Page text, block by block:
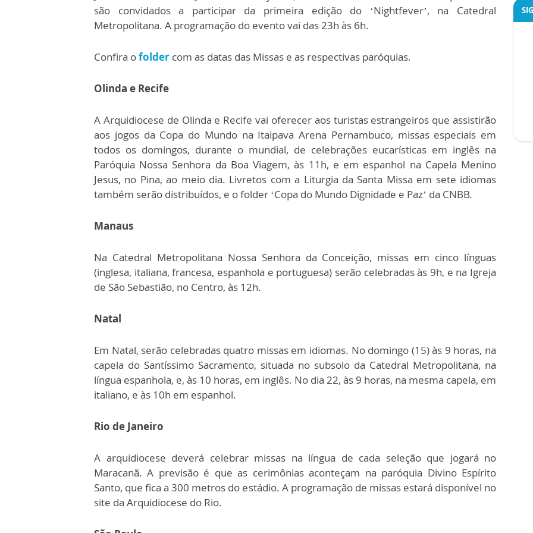
são convidados a participar da primeira edição do ‘Nightfever’, na Catedral
Metropolitana. A programação do evento vai das 23h às 6h.
Confira ofolder com as datas das Missas e as respectivas paróquias.
Olinda e Recife
A Arquidiocese de Olinda e Recife vai oferecer aos turistas estrangeiros que assistirão
aos jogos da Copa do Mundo na Itaipava Arena Pernambuco, missas especiais em
todos os domingos, durante o mundial, de celebrações eucarísticas em inglês na
Paróquia Nossa Senhora da Boa Viagem, às 11h, e em espanhol na Capela Menino
Jesus, no Pina, ao meio dia. Livretos com a Liturgia da Santa Missa em sete idiomas
também serão distribuídos, e o folder ‘Copa do Mundo Dignidade e Paz’ da CNBB.
Manaus
Na Catedral Metropolitana Nossa Senhora da Conceição, missas em cinco línguas
(inglesa, italiana, francesa, espanhola e portuguesa) serão celebradas às 9h, e na Igreja
de São Sebastião, no Centro, às 12h.
Natal
Em Natal, serão celebradas quatro missas em idiomas. No domingo (15) às 9 horas, na
capela do Santíssimo Sacramento, situada no subsolo da Catedral Metropolitana, na
língua espanhola, e, às 10 horas, em inglês. No dia 22, às 9 horas, na mesma capela, em
italiano, e às 10h em espanhol.
Rio de Janeiro
A arquidiocese deverá celebrar missas na língua de cada seleção que jogará no
Maracanã. A previsão é que as cerimônias aconteçam na paróquia Divino Espírito
Santo, que fica a 300 metros do estádio. A programação de missas estará disponível no
site da Arquidiocese do Rio.